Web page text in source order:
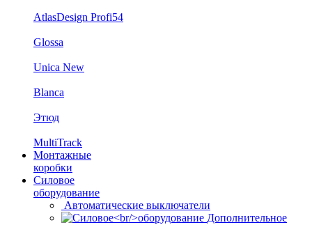
AtlasDesign Profi54
Glossa
Unica New
Blanca
Этюд
MultiTrack
Монтажные
коробки
Силовое
оборудование
Автоматические выключатели
Дополнительное